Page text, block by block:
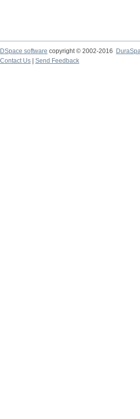
DSpace software copyright © 2002-2016
Contact Us
Send Feedback